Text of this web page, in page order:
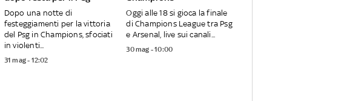
Dopo una notte di
festeggiamenti per la vittoria
del Psg in Champions, sfociati
in violenti...
31 mag - 12:02
Oggi alle 18 si gioca la finale
di Champions League tra Psg
e Arsenal, live sui canali...
30 mag - 10:00